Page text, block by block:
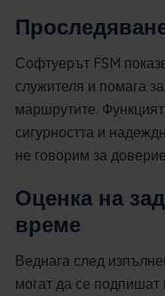
Софтуерът FSM
служителя и помага
маршрутите.
сигурността и
не говорим за
Оценка на
време
Веднага след
могат да се подпишат